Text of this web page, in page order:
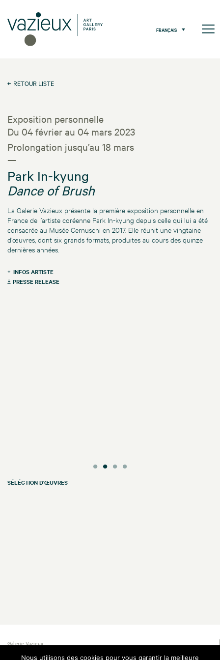
FRANÇAIS
RETOUR LISTE
Exposition personnelle
Du 04 février au 04 mars 2023
Prolongation jusqu’au 18 mars
—
Park In-kyung
Dance of Brush
La Galerie Vazieux présente la première exposition personnelle en
France de l’artiste coréenne Park In-kyung depuis celle qui lui a été
consacrée au Musée Cernuschi en 2017. Elle réunit une vingtaine
d’œuvres, dont six grands formats, produites au cours des quinze
dernières années.
INFOS ARTISTE
PRESSE RELEASE
SÉLÉCTION D'ŒUVRES
Galerie Vazieux
75009 Paris — France
Nous utilisons des cookies pour vous garantir la meilleure